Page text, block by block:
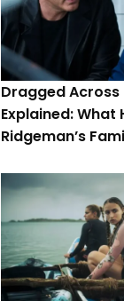
Dragged
Explained: What
Ridgeman’s